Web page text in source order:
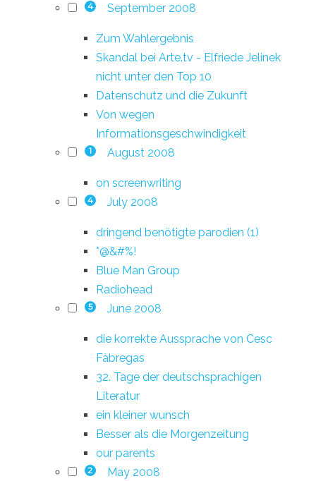
4 September 2008
Zum Wahlergebnis
Skandal bei Arte.tv - Elfriede Jelinek
nicht unter den Top 10
Datenschutz und die Zukunft
Von wegen
Informationsgeschwindigkeit
1 August 2008
on screenwriting
4 July 2008
dringend benötigte parodien (1)
*@&#%!
Blue Man Group
Radiohead
5 June 2008
die korrekte Aussprache von Cesc
Fàbregas
32. Tage der deutschsprachigen
Literatur
ein kleiner wunsch
Besser als die Morgenzeitung
our parents
2 May 2008